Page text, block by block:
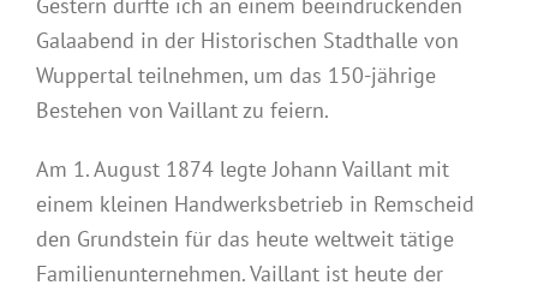
Galaabend in der Historischen Stadthalle von
Wuppertal teilnehmen, um das 150-jährige
Bestehen von Vaillant zu feiern.
Am 1. August 1874 legte Johann Vaillant mit
einem kleinen Handwerksbetrieb in Remscheid
den Grundstein für das heute weltweit tätige
Familienunternehmen. Vaillant ist heute der